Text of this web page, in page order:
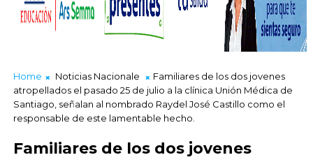
Home Noticias Nacionale
Familiares de los dos jovenes
atropellados el pasado 25 de julio a la clínica Unión Médica de
Santiago, señalan al nombrado Raydel José Castillo como el
responsable de este lamentable hecho.
Familiares de los dos jovenes